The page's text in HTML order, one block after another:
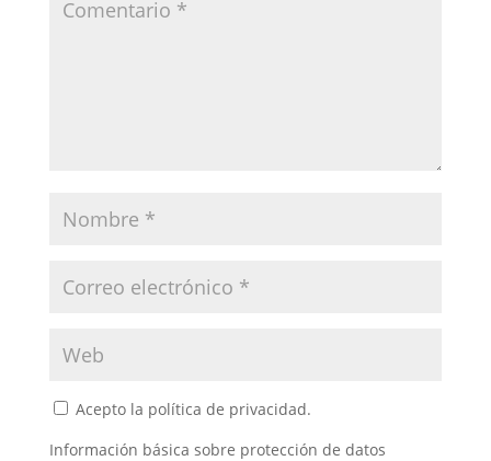
Acepto la política de privacidad.
Información básica sobre protección de datos